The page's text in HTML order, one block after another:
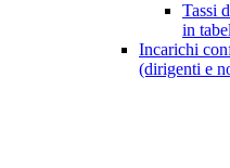
Tassi
in
Incarichi
(dirigenti e